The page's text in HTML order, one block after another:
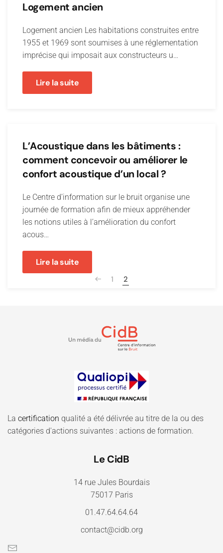
Logement ancien
Logement ancien Les habitations construites entre
1955 et 1969 sont soumises à une réglementation
imprécise qui imposait aux constructeurs u…
Lire la suite
L’Acoustique dans les bâtiments :
comment concevoir ou améliorer le
confort acoustique d’un local ?
Le Centre d’information sur le bruit organise une
journée de formation afin de mieux appréhender
les notions utiles à l’amélioration du confort
acous…
Lire la suite
1 2
La certification qualité a été délivrée au titre de la ou des
catégories d'actions suivantes : actions de formation.
Le CidB
14 rue Jules Bourdais
75017 Paris
01.47.64.64.64
contact@cidb.org